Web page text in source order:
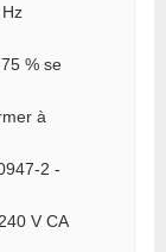
% se
à
2 -
V CA